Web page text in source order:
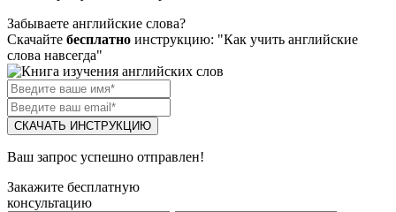
Забываете английские слова?
Скачайте бесплатно инструкцию: "Как учить английские
слова навсегда"
СКАЧАТЬ ИНСТРУКЦИЮ
Ваш запрос успешно отправлен!
Закажите бесплатную
консультацию